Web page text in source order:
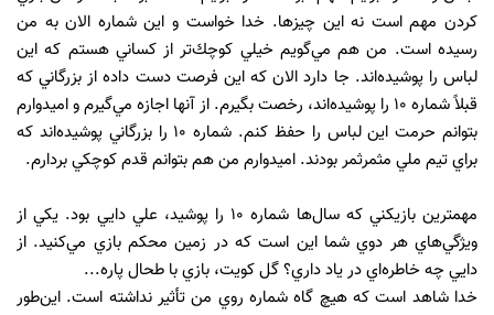
كردن مهم است نه اين چيزها. خدا خواست و اين شماره الان به من
رسيده است. من هم مي‌گويم خيلي كوچك‌تر از كساني هستم كه اين
لباس را پوشيده‌اند. جا دارد الان كه اين فرصت دست داده از بزرگاني كه
قبلاً شماره 10 را پوشيده‌اند، رخصت بگيرم. از آنها اجازه مي‌گيرم و اميدوارم
بتوانم حرمت اين لباس را حفظ كنم. شماره 10 را بزرگاني پوشيده‌اند كه
براي تيم ‌ملي مثمرثمر بودند. اميدوارم من هم بتوانم قدم كوچكي بردارم.
مهمترين بازيكني كه سال‌ها شماره 10 را پوشيد، علي دايي بود. يكي از
ويژگي‌هاي هر دوي شما اين است كه در زمين محكم بازي مي‌كنيد. از
دايي چه خاطره‌اي در ياد داري؟ گل كويت، بازي با طحال پاره...
خدا شاهد است كه هيچ‌ گاه شماره روي من تأثير نداشته است. اين‌طور